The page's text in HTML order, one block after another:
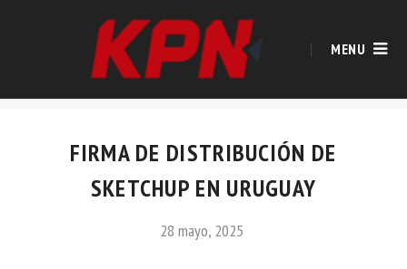
MENU
FIRMA DE DISTRIBUCIÓN DE
SKETCHUP EN URUGUAY
28 mayo, 2025